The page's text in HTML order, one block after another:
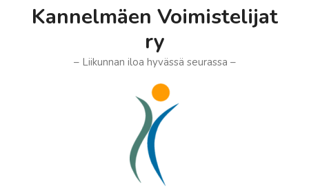
Kannelmäen Voimistelijat
ry
– Liikunnan iloa hyvässä seurassa –